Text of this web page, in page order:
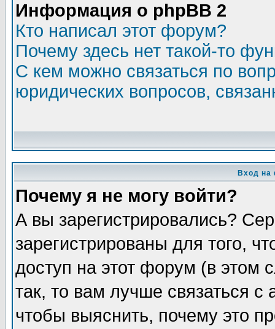
Информация о phpBB 2
Кто написал этот форум?
Почему здесь нет такой-то
С кем можно связаться по
юридических вопросов,
Вход на
Почему я не могу войти?
А вы зарегистрировались?
зарегистрированы для того,
доступ на этот форум (в этом
так, то вам лучше связаться
чтобы выяснить, почему это